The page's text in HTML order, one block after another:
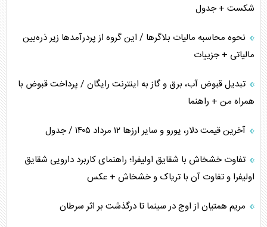
شکست + جدول
نحوه محاسبه مالیات بلاگر‌ها / این گروه از پردرآمد‌ها زیر ذره‌بین
مالیاتی + جزییات
تبدیل قبوض آب، برق و گاز به اینترنت رایگان / پرداخت قبوض با
همراه من + راهنما
آخرین قیمت دلار، یورو و سایر ارز‌ها ۱۲ مرداد ۱۴۰۵ / جدول
تفاوت خشخاش با شقایق اولیفرا؛ راهنمای کاربرد دارویی شقایق
اولیفرا و تفاوت آن با تریاک و خشخاش + عکس
مریم همتیان از اوج در سینما تا درگذشت بر اثر سرطان